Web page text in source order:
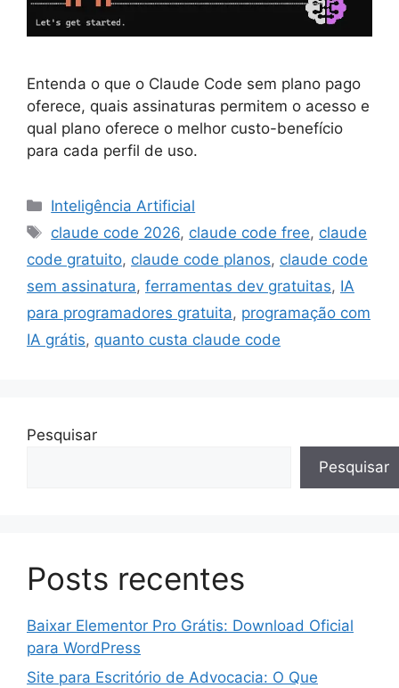
Entenda o que o Claude Code sem plano pago
oferece, quais assinaturas permitem o acesso e
qual plano oferece o melhor custo-benefício
para cada perfil de uso.
Categorias
Inteligência Artificial
Tags
claude code 2026, claude code free, claude
code gratuito, claude code planos, claude code
sem assinatura, ferramentas dev gratuitas, IA
para programadores gratuita, programação com
IA grátis, quanto custa claude code
Pesquisar
Pesquisar
Posts recentes
Baixar Elementor Pro Grátis: Download Oficial
para WordPress
Site para Escritório de Advocacia: O Que